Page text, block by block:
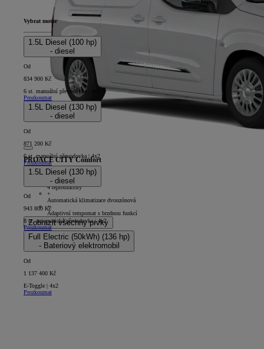
PROACE CITY Comfort
4D - Panel Van Long
+
4 reproduktory
+
Automatická klimatizace dvouzónová
+
Adaptivní tempomat s brzdnou funkcí
Zobrazit všechny prvky
Vybrat motor
1.5L Diesel (100 hp)
- diesel
Od
834 900 Kč
6 st. manuální převodovka | 4x2
Prozkoumat
1.5L Diesel (130 hp)
- diesel
Od
871 200 Kč
6 st. manuální převodovka | 4x2
Prozkoumat
1.5L Diesel (130 hp)
- diesel
Od
943 800 Kč
8 st. automatická převodovka | 4x2
Prozkoumat
Full Electric (50kWh) (136 hp)
- Bateriový elektromobil
Od
1 137 400 Kč
E-Toggle | 4x2
Prozkoumat